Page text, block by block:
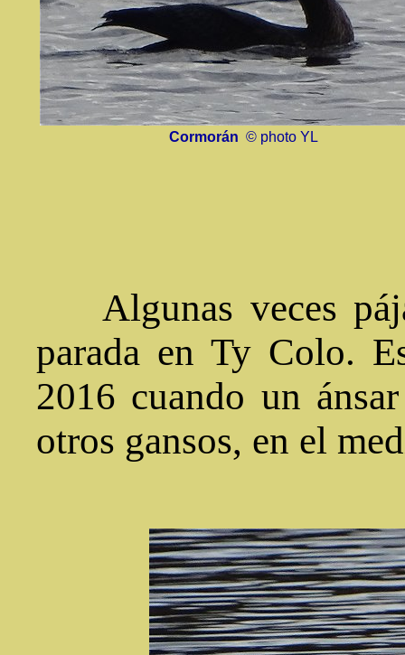
Cormorán © photo YL
Algunas veces
parada en Ty Colo.
2016 cuando un
otros gansos, en el